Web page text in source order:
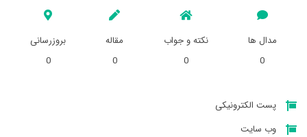
مدال ها
0
نکته و جواب
0
مقاله
0
بروزرسانی
0
پست الکترونیکی
وب سایت